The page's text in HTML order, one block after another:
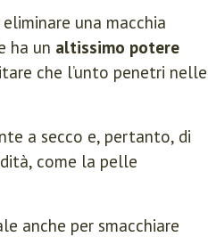
una macchia
ha un altissimo potere
che l’unto penetri nelle
a secco e, pertanto, di
come la pelle
anche per smacchiare